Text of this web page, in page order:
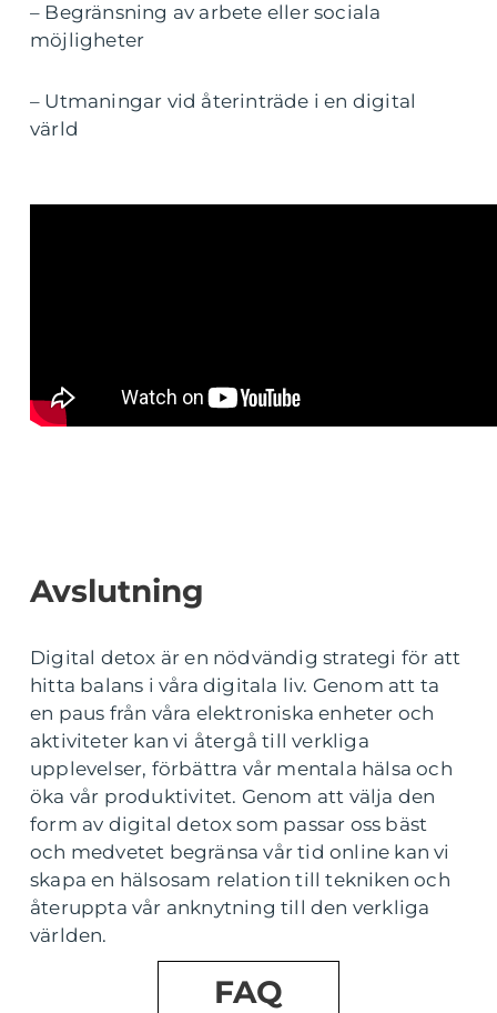
– Begränsning av arbete eller sociala
möjligheter
– Utmaningar vid återinträde i en digital
värld
Avslutning
Digital detox är en nödvändig strategi för att
hitta balans i våra digitala liv. Genom att ta
en paus från våra elektroniska enheter och
aktiviteter kan vi återgå till verkliga
upplevelser, förbättra vår mentala hälsa och
öka vår produktivitet. Genom att välja den
form av digital detox som passar oss bäst
och medvetet begränsa vår tid online kan vi
skapa en hälsosam relation till tekniken och
återuppta vår anknytning till den verkliga
världen.
FAQ